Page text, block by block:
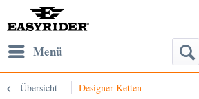
Menü
Übersicht Designer-Ketten